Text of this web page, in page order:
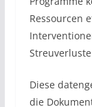
Ressourcen
Diese
die